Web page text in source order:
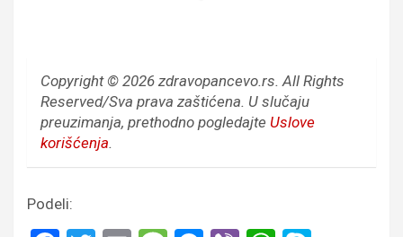
Copyright © 2026 zdravopancevo.rs. All Rights
Reserved/Sva prava zaštićena. U slučaju
preuzimanja, prethodno pogledajte Uslove
korišćenja.
Podeli: